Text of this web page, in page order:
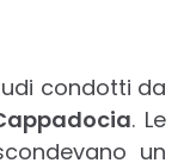
condotti da
. Le
un